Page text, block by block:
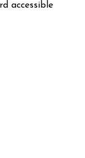
par l’équipe
accessible